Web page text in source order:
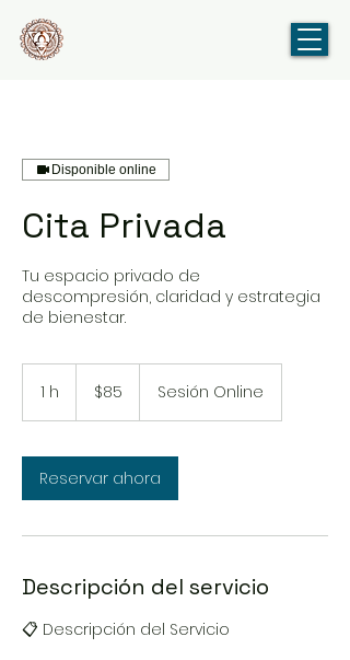
Disponible online
Cita Privada
Tu espacio privado de
descompresión, claridad y estrategia
de bienestar.
1 h
dólares
estadounidenses
$85 Sesión Online
Reservar ahora
Descripción del servicio
📋 Descripción del Servicio